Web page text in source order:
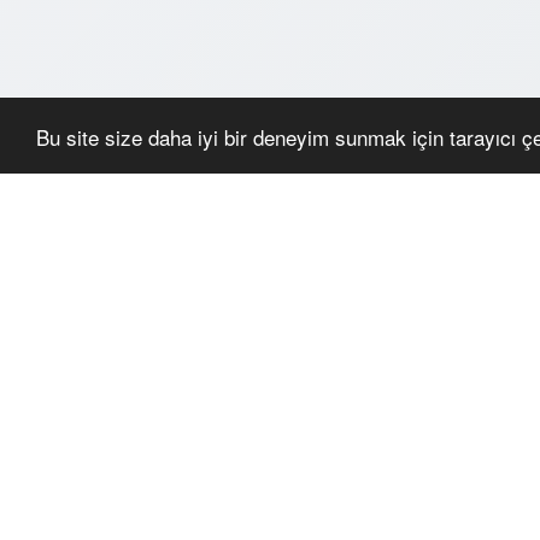
Bu site size daha iyi bir deneyim sunmak için tarayıcı